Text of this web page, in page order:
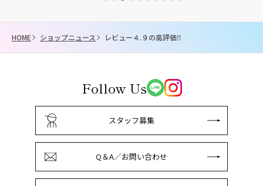
HOME ショップニュース レビュー４.９の高評価‼️
Follow Us
スタッフ募集
Q＆A／お問い合わせ